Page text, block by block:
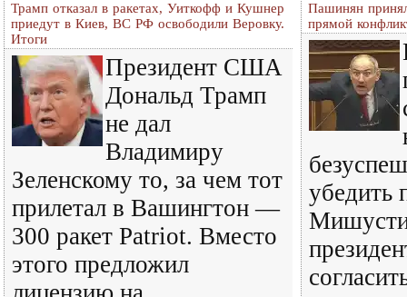
Трамп отказал в ракетах, Уиткофф и Кушнер
приедут в Киев, ВС РФ освободили Веровку.
Итоги
Президент США
Дональд Трамп
не дал
Владимиру
Зеленскому то, за чем тот
прилетал в Вашингтон —
300 ракет Patriot. Вместо
этого предложил
Пашинян
прямой
убедить